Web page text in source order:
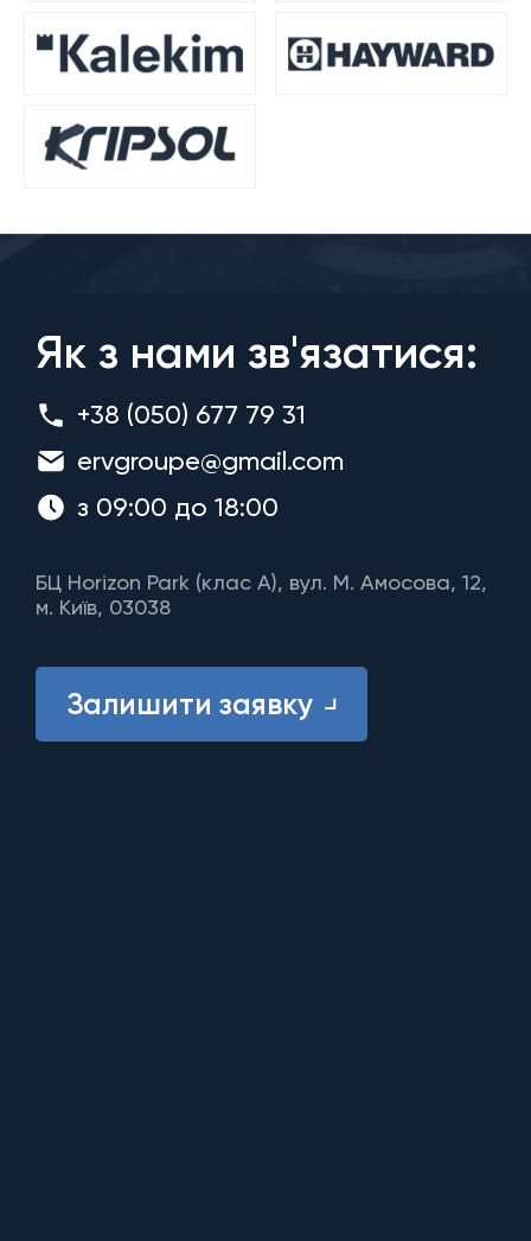
Як з нами зв'язатися:
+38 (050) 677 79 31
ervgroupe@gmail.com
з 09:00 до 18:00
БЦ Horizon Park (клас A), вул. М. Амосова, 12,
м. Київ, 03038
Залишити заявку